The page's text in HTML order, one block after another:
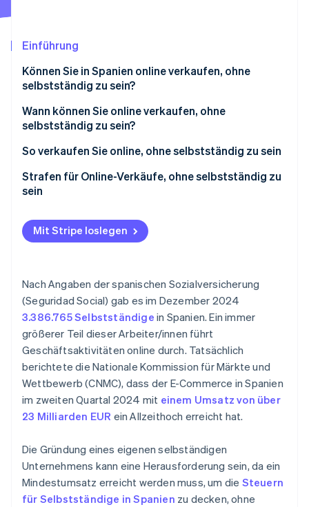
CO₂-Entnahme
Identity
Online-Identitätsprüfung
Stripe-Sessions 2026
Einführung
Können Sie in Spanien online verkaufen, ohne
selbstständig zu sein?
Wie viel können Sie in Spanien verdienen, ohne
selbstständig zu sein?
Wann können Sie online verkaufen, ohne
selbstständig zu sein?
So verkaufen Sie online, ohne selbstständig zu sein
Strafen für Online-Verkäufe, ohne selbstständig zu
sein
Mit Stripe loslegen
Nach Angaben der spanischen Sozialversicherung
(Seguridad Social) gab es im Dezember 2024
3.386.765 Selbstständige in Spanien. Ein immer
größerer Teil dieser Arbeiter/innen führt
Geschäftsaktivitäten online durch. Tatsächlich
berichtete die Nationale Kommission für Märkte und
Wettbewerb (CNMC), dass der E-Commerce in Spanien
im zweiten Quartal 2024 mit einem Umsatz von über
23 Milliarden EUR ein Allzeithoch erreicht hat.
Die Gründung eines eigenen selbständigen
Unternehmens kann eine Herausforderung sein, da ein
Mindestumsatz erreicht werden muss, um die Steuern
für Selbstständige in Spanien zu decken, ohne